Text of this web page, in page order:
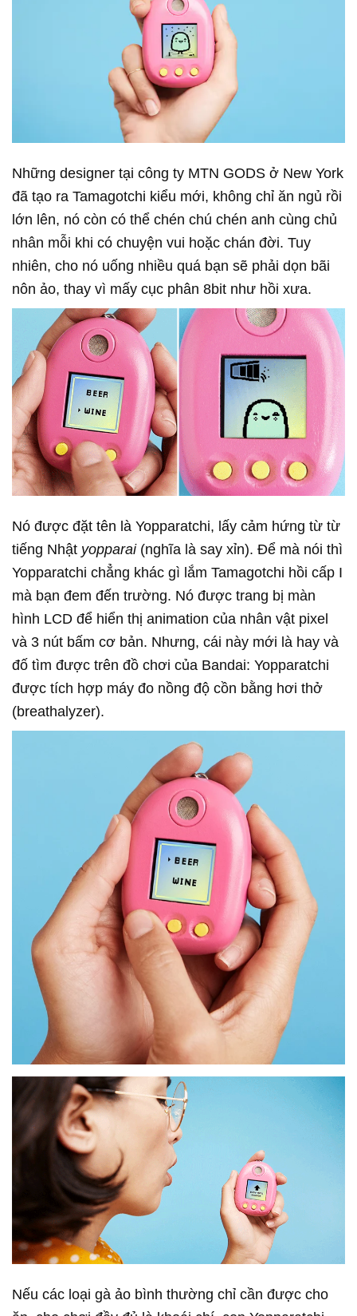
Những designer tại công ty MTN GODS ở New York
đã tạo ra Tamagotchi kiểu mới, không chỉ ăn ngủ rồi
lớn lên, nó còn có thể chén chú chén anh cùng chủ
nhân mỗi khi có chuyện vui hoặc chán đời. Tuy
nhiên, cho nó uống nhiều quá bạn sẽ phải dọn bãi
nôn ảo, thay vì mấy cục phân 8bit như hồi xưa.
Nó được đặt tên là Yopparatchi, lấy cảm hứng từ từ
tiếng Nhật yopparai (nghĩa là say xỉn). Để mà nói thì
Yopparatchi chẳng khác gì lắm Tamagotchi hồi cấp I
mà bạn đem đến trường. Nó được trang bị màn
hình LCD để hiển thị animation của nhân vật pixel
và 3 nút bấm cơ bản. Nhưng, cái này mới là hay và
đố tìm được trên đồ chơi của Bandai: Yopparatchi
được tích hợp máy đo nồng độ cồn bằng hơi thở
(breathalyzer).
Nếu các loại gà ảo bình thường chỉ cần được cho